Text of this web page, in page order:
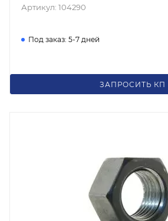
Артикул: 104290
Под заказ: 5-7 дней
ЗАПРОСИТЬ КП